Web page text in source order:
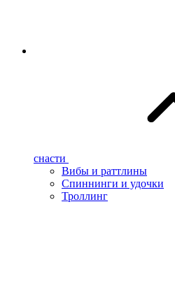
снасти
Вибы и раттлины
Спиннинги и удочки
Троллинг